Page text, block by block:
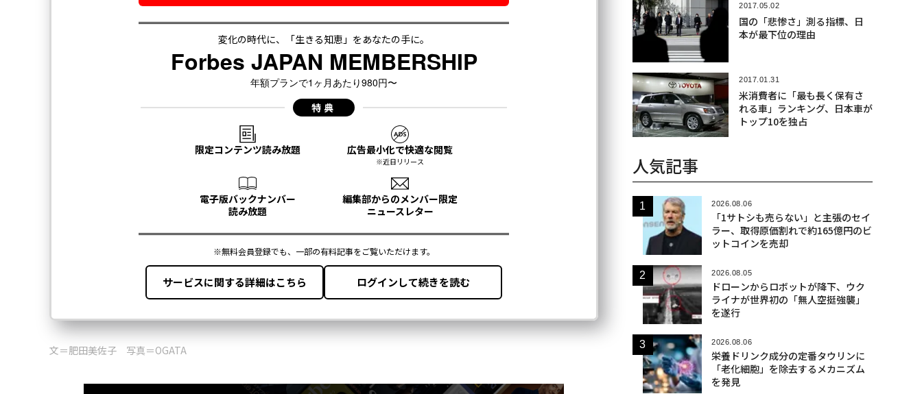
文＝肥田美佐子 写真＝OGATA
2017.05.02
国の「悲惨さ」測る指標、日
本が最下位の理由
2017.01.31
米消費者に「最も長く保有さ
れる車」ランキング、日本車が
トップ10を独占
人気記事
2026.08.06
「1サトシも売らない」と主張のセイ
ラー、取得原価割れで約165億円のビ
ットコインを売却
2026.08.05
ドローンからロボットが降下、ウク
ライナが世界初の「無人空挺強襲」
を遂行
2026.08.06
栄養ドリンク成分の定番タウリンに
「老化細胞」を除去するメカニズム
を発見